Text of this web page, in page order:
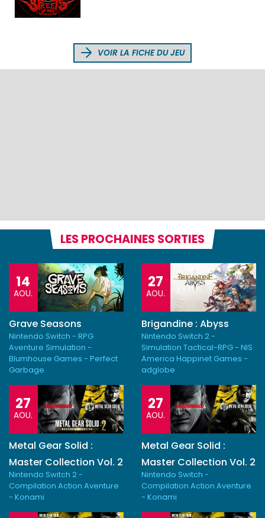
VOIR LA FICHE DU JEU
LES PROCHAINES SORTIES
14
AOU.
Grave Seasons
Nintendo Switch - RPG
Aventure Simulation -
Blumhouse Games - Perfect
Garbage
27
AOU.
Brigandine : Abyss
Nintendo Switch 2 -
Simulation Tactical-RPG - NIS
America Happinet Games -
adglobe
27
AOU.
Metal Gear Solid :
Master Collection Vol. 2
Nintendo Switch 2 -
Compilation Action Aventure
- Konami
27
AOU.
Metal Gear Solid :
Master Collection Vol. 2
Nintendo Switch -
Compilation Action Aventure
- Konami